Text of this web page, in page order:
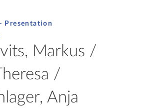
Presentation
Markus /
/
Anja